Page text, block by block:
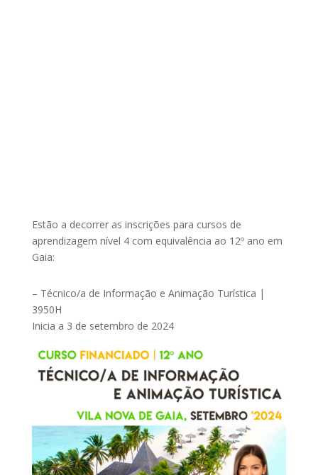
Estão a decorrer as inscrições para cursos de
aprendizagem nível 4 com equivalência ao 12º ano em
Gaia:
– Técnico/a de Informação e Animação Turística |
3950H
Inicia a 3 de setembro de 2024